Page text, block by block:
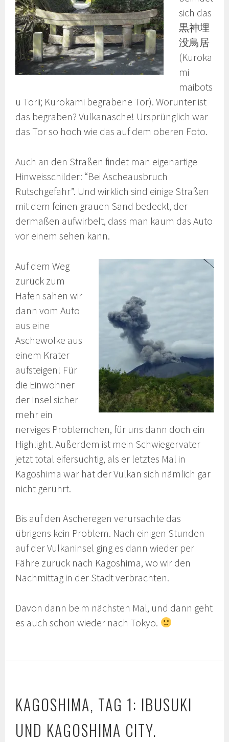
sich das
黒神埋
没鳥居
(Kuroka
mi
maibots
u Torii; Kurokami begrabene Tor). Worunter ist
das begraben? Vulkanasche! Ursprünglich war
das Tor so hoch wie das auf dem oberen Foto.
Auch an den Straßen findet man eigenartige
Hinweisschilder: “Bei Ascheausbruch
Rutschgefahr”. Und wirklich sind einige Straßen
mit dem feinen grauen Sand bedeckt, der
dermaßen aufwirbelt, dass man kaum das Auto
vor einem sehen kann.
Auf dem Weg
zurück zum
Hafen sahen wir
dann vom Auto
aus eine
Aschewolke aus
einem Krater
aufsteigen! Für
die Einwohner
der Insel sicher
mehr ein
nerviges Problemchen, für uns dann doch ein
Highlight. Außerdem ist mein Schwiegervater
jetzt total eifersüchtig, als er letztes Mal in
Kagoshima war hat der Vulkan sich nämlich gar
nicht gerührt.
Bis auf den Ascheregen verursachte das
übrigens kein Problem. Nach einigen Stunden
auf der Vulkaninsel ging es dann wieder per
Fähre zurück nach Kagoshima, wo wir den
Nachmittag in der Stadt verbrachten.
Davon dann beim nächsten Mal, und dann geht
es auch schon wieder nach Tokyo.
KAGOSHIMA, TAG 1: IBUSUKI
UND KAGOSHIMA CITY.